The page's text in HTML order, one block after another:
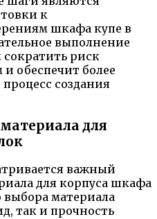
к
шкафа купе в
выполнение
риск
обеспечит более
создания
для
важный
для корпуса шкафа
выбора материала
так и прочность